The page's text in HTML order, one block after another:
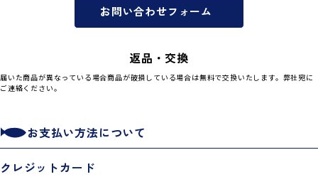
お問い合わせフォーム
返品・交換
届いた商品が異なっている場合商品が破損している場合は無料で交換いたします。弊社宛に
ご連絡ください。
お支払い方法について
クレジットカード